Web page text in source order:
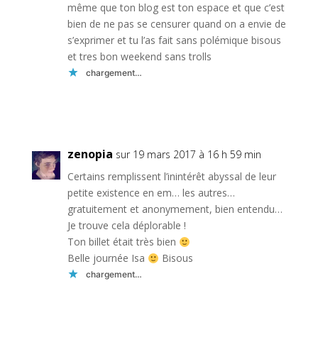
même que ton blog est ton espace et que c’est
bien de ne pas se censurer quand on a envie de
s’exprimer et tu l’as fait sans polémique bisous
et tres bon weekend sans trolls
chargement…
zenopia sur 19 mars 2017 à 16 h 59 min
Certains remplissent l’inintérêt abyssal de leur
petite existence en em… les autres…
gratuitement et anonymement, bien entendu…
Je trouve cela déplorable !
Ton billet était très bien
Belle journée Isa
Bisous
chargement…